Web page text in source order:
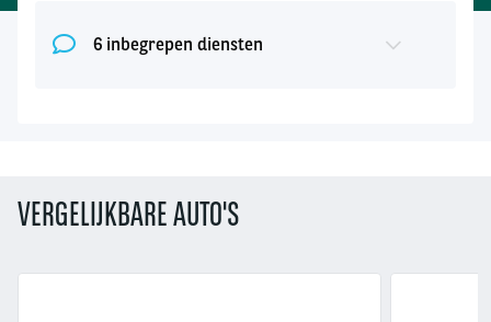
6 inbegrepen diensten
VERGELIJKBARE AUTO'S